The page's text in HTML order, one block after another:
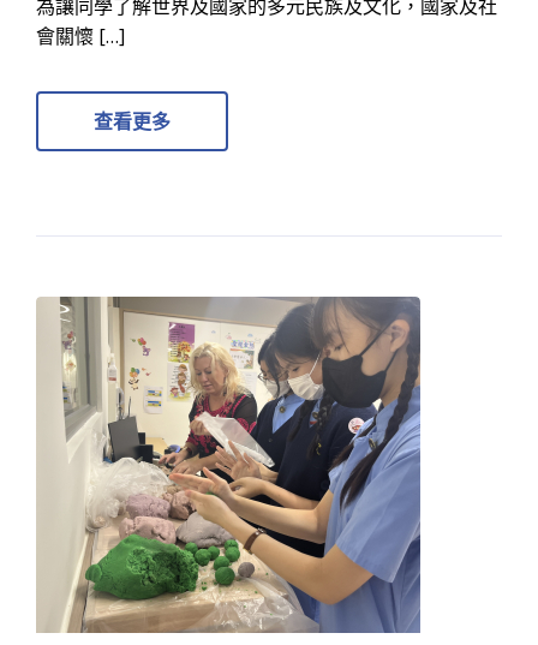
為讓同學了解世界及國家的多元民族及文化，國家及社
會關懷 […]
查看更多